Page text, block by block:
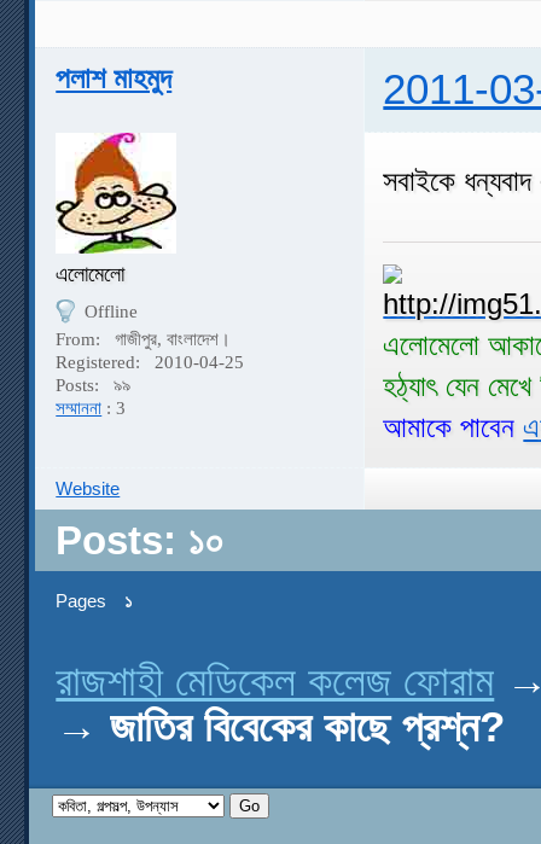
পলাশ মাহমুদ 2011-
এলোমেলো
Offline
From:
গাজীপুর, বাংলাদেশ।
Registered:
2010-04-25
Posts:
৯৯
সম্মাননা : 3
সবাইকে
এলোমেলো
হঠ্যাৎ যেন
আমাকে পাবেন
Website
Posts: ১০
Pages ১
রাজশাহী মেডিকেল কলেজ ফোরাম
→জাতির বিবেকের কাছে প্রশ্ন?